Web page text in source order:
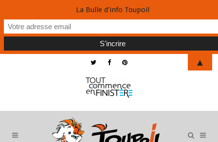
La Bulle d'info Toupoil
▲